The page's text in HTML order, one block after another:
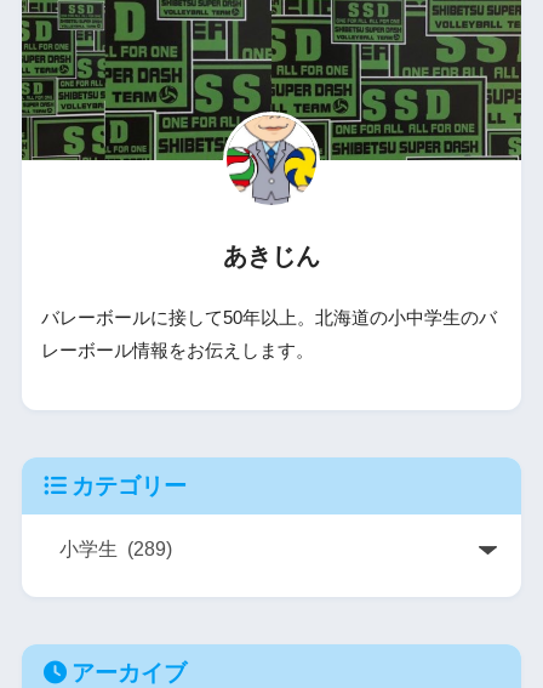
あきじん
バレーボールに接して50年以上。北海道の小中学生のバ
レーボール情報をお伝えします。
カテゴリー
アーカイブ